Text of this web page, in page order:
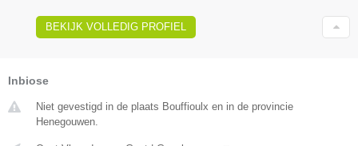
BEKIJK VOLLEDIG PROFIEL
Inbiose
Niet gevestigd in de plaats Bouffioulx en in de provincie
Henegouwen.